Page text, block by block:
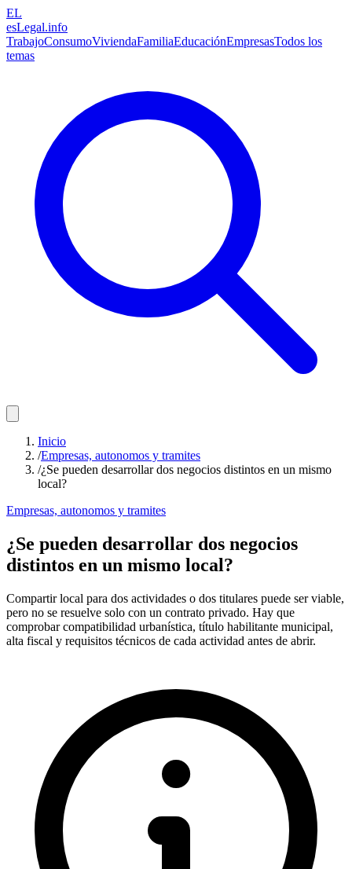
EL
esLegal.info
TrabajoConsumoViviendaFamiliaEducaciónEmpresasTodos los
temas
Inicio
/Empresas, autonomos y tramites
/¿Se pueden desarrollar dos negocios distintos en un mismo
local?
Empresas, autonomos y tramites
¿Se pueden desarrollar dos negocios
distintos en un mismo local?
Compartir local para dos actividades o dos titulares puede ser viable,
pero no se resuelve solo con un contrato privado. Hay que
comprobar compatibilidad urbanística, título habilitante municipal,
alta fiscal y requisitos técnicos de cada actividad antes de abrir.